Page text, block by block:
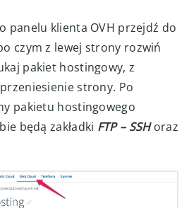
panelu klienta OVH przejdź do
czym z lewej strony rozwiń
pakiet hostingowy, z
strony. Po
pakietu hostingowego
będą zakładki FTP – SSHoraz